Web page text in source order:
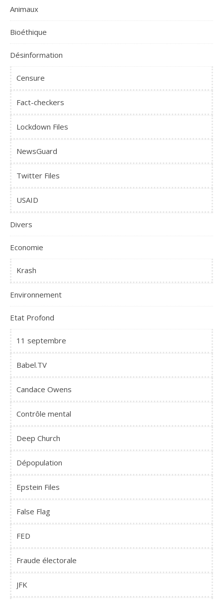
Animaux
Bioéthique
Désinformation
Censure
Fact-checkers
Lockdown Files
NewsGuard
Twitter Files
USAID
Divers
Economie
Krash
Environnement
Etat Profond
11 septembre
Babel.TV
Candace Owens
Contrôle mental
Deep Church
Dépopulation
Epstein Files
False Flag
FED
Fraude électorale
JFK